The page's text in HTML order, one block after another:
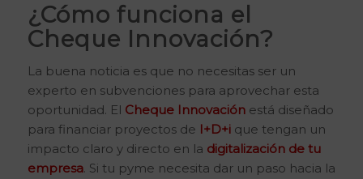
¿Cómo funciona el
Cheque Innovación?
La buena noticia es que no necesitas ser un
experto en subvenciones para aprovechar esta
oportunidad. El Cheque Innovaciónestá diseñado
para financiar proyectos de I+D+ique tengan un
impacto claro y directo en la digitalización de tu
empresa. Si tu pyme necesita dar un paso hacia la